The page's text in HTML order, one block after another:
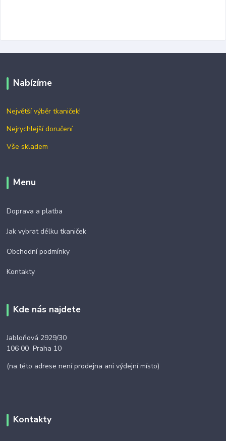
Nabízíme
Největší výběr tkaniček!
Nejrychlejší doručení
Vše skladem
Menu
Doprava a platba
Jak vybrat délku tkaniček
Obchodní podmínky
Kontakty
Kde nás najdete
Jabloňová 2929/30
106 00 Praha 10
(na této adrese není prodejna ani výdejní místo)
Kontakty